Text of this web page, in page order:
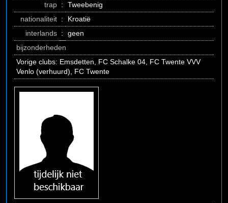
trap :
Tweebenig
nationaliteit :
Kroatië
interlands :
geen
bijzonderheden
Vorige clubs: Emsdetten, FC Schalke 04, FC Twente VVV
Venlo (verhuurd), FC Twente